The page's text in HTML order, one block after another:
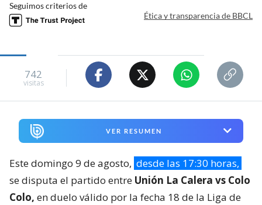
Seguimos criterios de
Ética y transparencia de BBCL
742
visitas
VER RESUMEN
Este domingo 9 de agosto, desde las 17:30 horas,
se disputa el partido entre Unión La Calera vs Colo
Colo, en duelo válido por la fecha 18 de la Liga de